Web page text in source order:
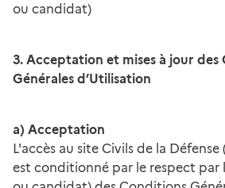
ou candidat)
3. Acceptation et mises à jour des
Générales d’Utilisation
a) Acceptation
L'accès au site Civils de la Défense
est conditionné par le respect par